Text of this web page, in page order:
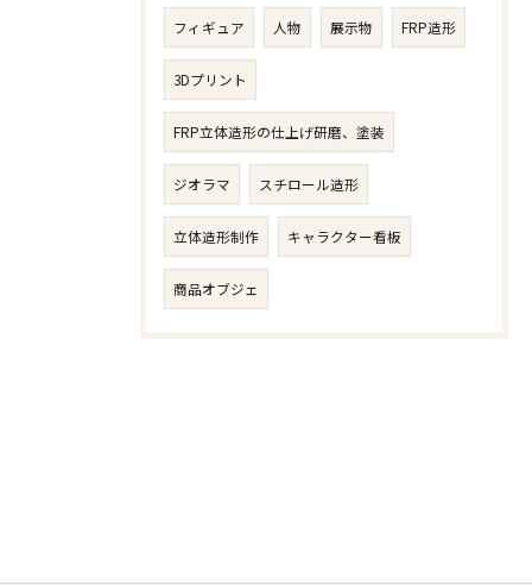
フィギュア 人物​ 展示物 FRP造形
3Dプリント
FRP立体造形の仕上げ研磨、塗装
ジオラマ スチロール造形
立体造形制作 キャラクター看板
商品オブジェ